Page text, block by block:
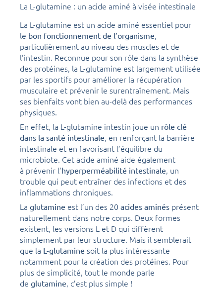
La L-glutamine : un acide aminé à visée intestinale
La L-glutamine est un acide aminé essentiel pour
le bon fonctionnement de l’organisme,
particulièrement au niveau des muscles et de
l’intestin. Reconnue pour son rôle dans la synthèse
des protéines, la L-glutamine est largement utilisée
par les sportifs pour améliorer la récupération
musculaire et prévenir le surentraînement. Mais
ses bienfaits vont bien au-delà des performances
physiques.
En effet, la L-glutamine intestin joue un rôle clé
dans la santé intestinale, en renforçant la barrière
intestinale et en favorisant l’équilibre du
microbiote. Cet acide aminé aide également
à prévenir l’hyperperméabilité intestinale, un
trouble qui peut entraîner des infections et des
inflammations chroniques.
La glutamine est l’un des 20 acides aminés présent
naturellement dans notre corps. Deux formes
existent, les versions L et D qui diffèrent
simplement par leur structure. Mais il semblerait
que la L-glutamine soit la plus intéressante
notamment pour la création des protéines. Pour
plus de simplicité, tout le monde parle
de glutamine, c’est plus simple !